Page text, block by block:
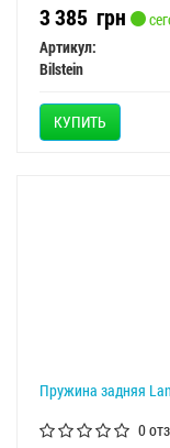
3 385 грн
Артикул:
Bilstein
КУПИТЬ
Пружина задняя
0